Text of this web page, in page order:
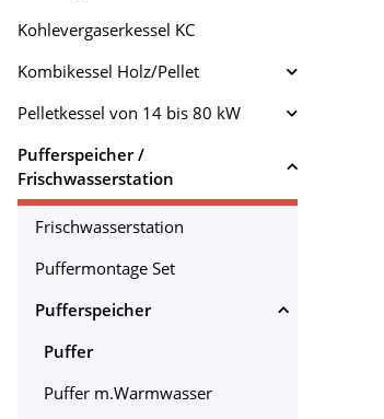
Kohlevergaserkessel KC
Kombikessel Holz/Pellet
Pelletkessel von 14 bis 80 kW
Pufferspeicher /
Frischwasserstation
Frischwasserstation
Puffermontage Set
Pufferspeicher
Puffer
Puffer m.Warmwasser